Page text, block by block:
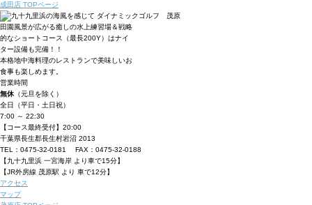
成田店 TOPページ
田園風景が広がる癒しの水上練習場＆戦略
的なショートコース（最長200Y）はナイ
ター設備も完備！！
本格地中海料理のレストランで美味しいお
食事も楽しめます。
営業時間
無休 （元旦を除く）
全日（平日・土日祝）
7:00 ～ 22:30
【コース最終受付】20:00
千葉県長生郡長生村岩沼 2013
TEL：0475-32-0181 FAX：0475-32-0188
【九十九里浜 一宮海岸 より車で15分】
【JR外房線 茂原駅 より 車で12分】
アクセス
マップ